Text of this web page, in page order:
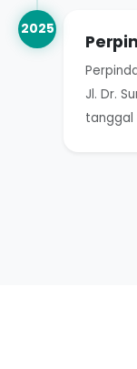
2025
Jl. Dr.
tanggal